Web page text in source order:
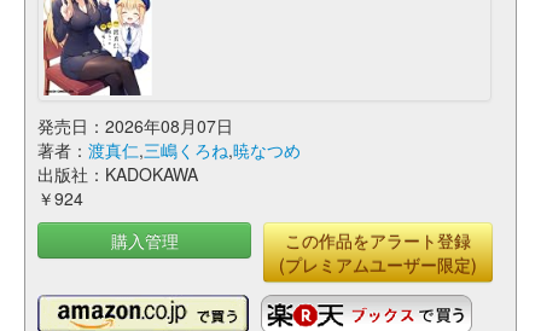
発売日：2026年08月07日
著者： 渡真仁,三嶋くろね,暁なつめ
出版社：KADOKAWA
￥924
購入管理
この作品をアラート登録
(プレミアムユーザー限定)